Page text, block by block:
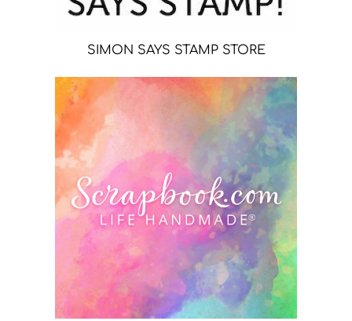
SIMON SAYS STAMP STORE